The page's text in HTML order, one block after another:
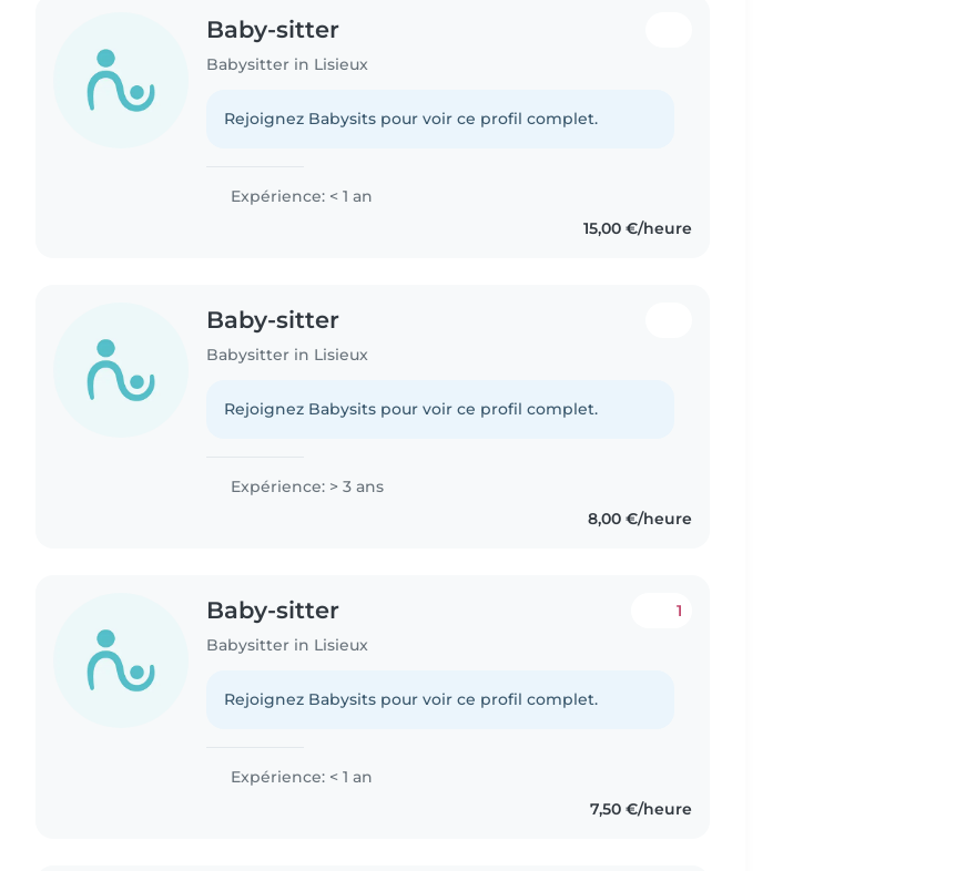
Baby-sitter
Babysitter in Lisieux
Rejoignez Babysits pour voir ce profil complet.
Expérience: < 1 an
15,00 €/heure
Baby-sitter
Babysitter in Lisieux
Rejoignez Babysits pour voir ce profil complet.
Expérience: > 3 ans
8,00 €/heure
Baby-sitter
Babysitter in Lisieux
1
Rejoignez Babysits pour voir ce profil complet.
Expérience: < 1 an
7,50 €/heure